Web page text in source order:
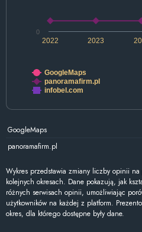
2022 2023
0
GoogleMaps
panoramafirm.pl
infobel.com
GoogleMaps
panoramafirm.pl
Wykres przedstawia zmiany liczby opinii
kolejnych okresach. Dane pokazują, jak
różnych serwisach opinii, umożliwiając
użytkowników na każdej z platform.
okres, dla którego dostępne były dane.